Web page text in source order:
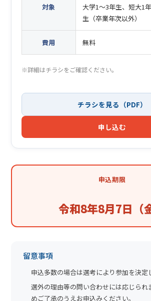
対象
大学1～3年生、短大1
生（卒業年次以外）
費用 無料
※詳細はチラシをご確認ください。
チラシを見る（PDF）
申し込む
申込期限
令和8年8月7日（
留意事項
申込多数の場合は選考により参加を決定
選外の理由等の問い合わせには応じられ
めご了承のうえお申込みください。